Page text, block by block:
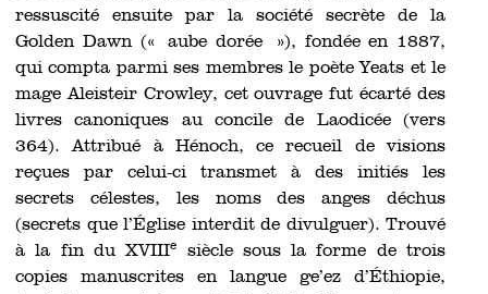
ressuscité ensuite par la société secrète de la
Golden Dawn (« aube dorée »), fondée en 1887,
qui compta parmi ses membres le poète Yeats et le
mage Aleisteir Crowley, cet ouvrage fut écarté des
livres canoniques au concile de Laodicée (vers
364). Attribué à Hénoch, ce recueil de visions
reçues par celui-ci transmet à des initiés les
secrets célestes, les noms des anges déchus
(secrets que l’Église interdit de divulguer). Trouvé
à la fin du XVIIIe
siècle sous la forme de trois
copies manuscrites en langue ge’ez d’Éthiopie,